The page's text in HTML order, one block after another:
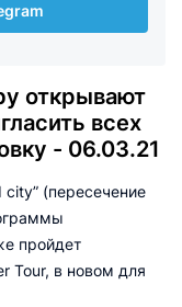
открывают
всех
- 06.03.21
(пересечение
пройдет
Tour, в новом для